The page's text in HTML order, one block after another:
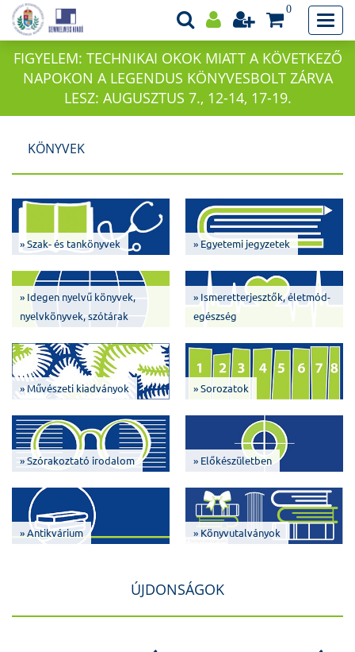
0
FIGYELEM: TECHNIKAI OKOK MIATT A KÖVETKEZŐ
NAPOKON A LEGENDUS KÖNYVESBOLT ZÁRVA
LESZ: AUGUSZTUS 7., 12-14, 17-19.
KÖNYVEK
» Szak- és tankönyvek » Egyetemi jegyzetek
» Idegen nyelvű könyvek,
nyelvkönyvek, szótárak
» Ismeretterjesztők, életmód-
egészség
» Művészeti kiadványok » Sorozatok
» Szórakoztató irodalom » Előkészületben
» Antikvárium » Könyvutalványok
ÚJDONSÁGOK